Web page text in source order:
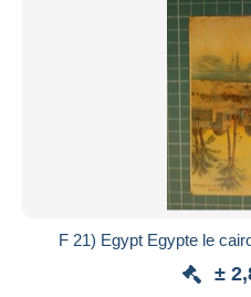
F 21) Egypt Egypte le
±